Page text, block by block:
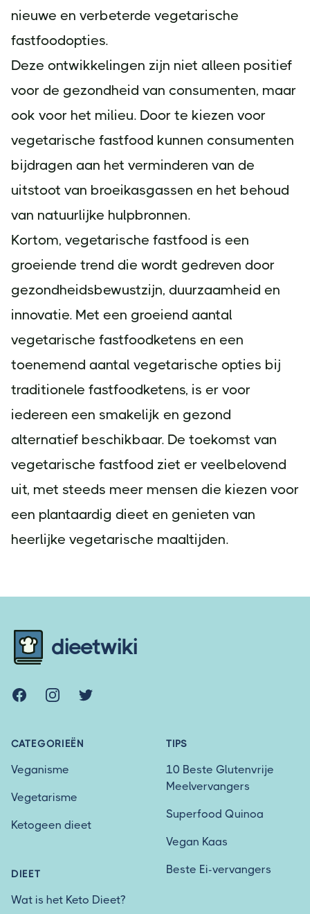
nieuwe en verbeterde vegetarische
fastfoodopties.
Deze ontwikkelingen zijn niet alleen positief
voor de gezondheid van consumenten, maar
ook voor het milieu. Door te kiezen voor
vegetarische fastfood kunnen consumenten
bijdragen aan het verminderen van de
uitstoot van broeikasgassen en het behoud
van natuurlijke hulpbronnen.
Kortom, vegetarische fastfood is een
groeiende trend die wordt gedreven door
gezondheidsbewustzijn, duurzaamheid en
innovatie. Met een groeiend aantal
vegetarische fastfoodketens en een
toenemend aantal vegetarische opties bij
traditionele fastfoodketens, is er voor
iedereen een smakelijk en gezond
alternatief beschikbaar. De toekomst van
vegetarische fastfood ziet er veelbelovend
uit, met steeds meer mensen die kiezen voor
een plantaardig dieet en genieten van
heerlijke vegetarische maaltijden.
dieetwiki
FacebookInstagramTwitter
CATEGORIEËN
Veganisme
Vegetarisme
Ketogeen dieet
DIEET
Wat is het Keto Dieet?
TIPS
10 Beste Glutenvrije
Meelvervangers
Superfood Quinoa
Vegan Kaas
Beste Ei-vervangers